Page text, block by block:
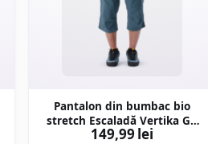
Pantalon din bumbac bio
stretch Escaladă Vertika Gri
Bărbaţi
149,99 lei